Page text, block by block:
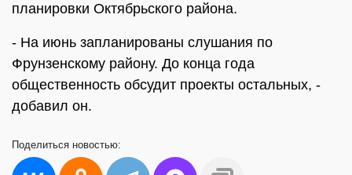
планировки Октябрьского района.
- На июнь запланированы слушания по
Фрунзенскому району. До конца года
общественность обсудит проекты остальных, -
добавил он.
Поделиться новостью: